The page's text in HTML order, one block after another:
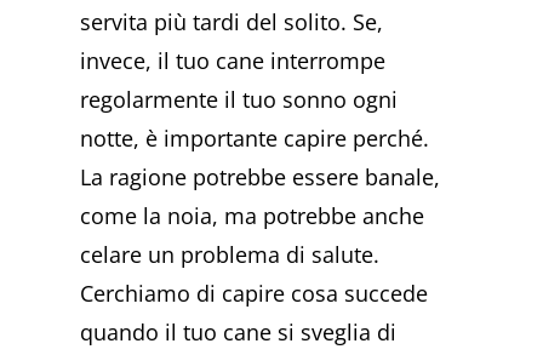
servita più tardi del solito. Se,
invece, il tuo cane interrompe
regolarmente il tuo sonno ogni
notte, è importante capire perché.
La ragione potrebbe essere banale,
come la noia, ma potrebbe anche
celare un problema di salute.
Cerchiamo di capire cosa succede
quando il tuo cane si sveglia di